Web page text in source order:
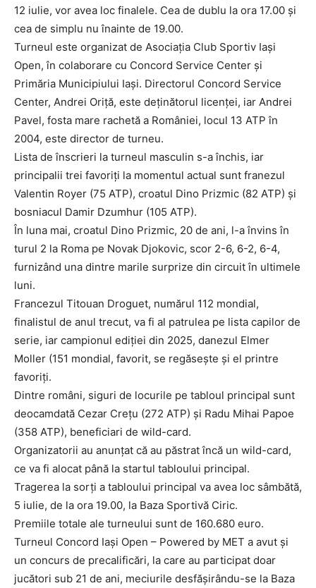
INFO IAȘI
12 iulie, vor avea loc finalele. Cea de dublu la ora 17.00 și
cea de simplu nu înainte de 19.00.
Turneul este organizat de Asociația Club Sportiv Iași
Open, în colaborare cu Concord Service Center și
Primăria Municipiului Iași. Directorul Concord Service
Center, Andrei Oriță, este deținătorul licenței, iar Andrei
Pavel, fosta mare rachetă a României, locul 13 ATP în
2004, este director de turneu.
Lista de înscrieri la turneul masculin s-a închis, iar
principalii trei favoriți la momentul actual sunt franezul
Valentin Royer (75 ATP), croatul Dino Prizmic (82 ATP) și
bosniacul Damir Dzumhur (105 ATP).
În luna mai, croatul Dino Prizmic, 20 de ani, l-a învins în
turul 2 la Roma pe Novak Djokovic, scor 2-6, 6-2, 6-4,
furnizând una dintre marile surprize din circuit în ultimele
luni.
Francezul Titouan Droguet, numărul 112 mondial,
finalistul de anul trecut, va fi al patrulea pe lista capilor de
serie, iar campionul ediției din 2025, danezul Elmer
Moller (151 mondial, favorit, se regăsește și el printre
favoriți.
Dintre români, siguri de locurile pe tabloul principal sunt
deocamdată Cezar Crețu (272 ATP) și Radu Mihai Papoe
(358 ATP), beneficiari de wild-card.
Organizatorii au anunțat că au păstrat încă un wild-card,
ce va fi alocat până la startul tabloului principal.
Tragerea la sorți a tabloului principal va avea loc sâmbătă,
5 iulie, de la ora 19.00, la Baza Sportivă Ciric.
Premiile totale ale turneului sunt de 160.680 euro.
Turneul Concord Iași Open – Powered by MET a avut și
un concurs de precalificări, la care au participat doar
jucători sub 21 de ani, meciurile desfășirându-se la Baza